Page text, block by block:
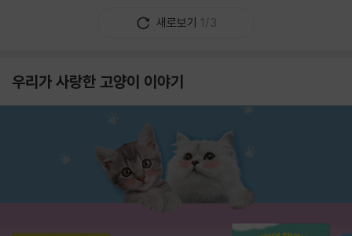
새로보기 1/3
우리가 사랑한 고양이 이야기